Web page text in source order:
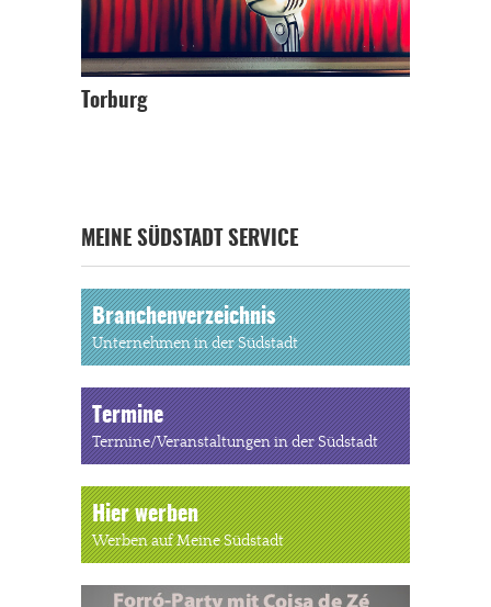
Torburg
MEINE SÜDSTADT SERVICE
Branchenverzeichnis
Unternehmen in der Südstadt
Termine
Termine/Veranstaltungen in der Südstadt
Hier werben
Werben auf Meine Südstadt